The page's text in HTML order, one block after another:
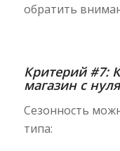
обратить
Критерий #7:
магазин с
Сезонность
типа: